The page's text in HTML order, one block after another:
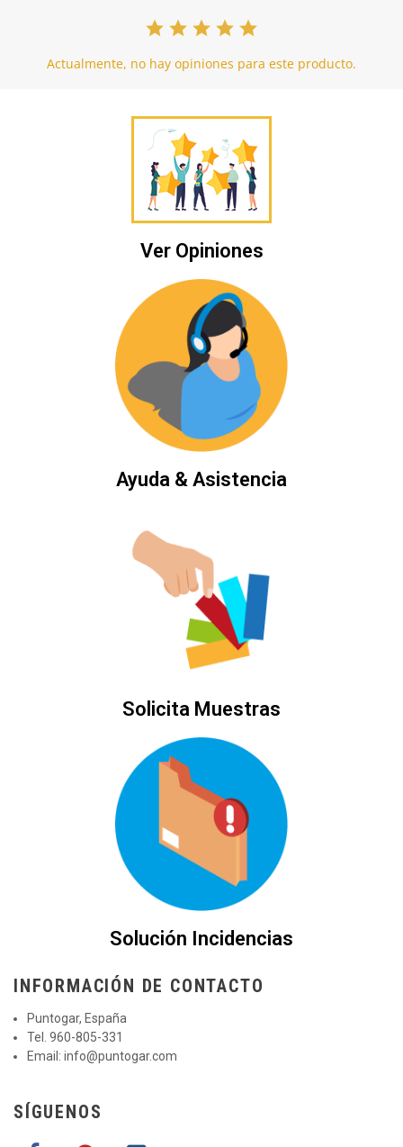
Actualmente, no hay opiniones para este producto.
Ver Opiniones
Ayuda & Asistencia
Solicita Muestras
Solución Incidencias
INFORMACIÓN DE CONTACTO
Puntogar, España
Tel. 960-805-331
Email: info@puntogar.com
SÍGUENOS